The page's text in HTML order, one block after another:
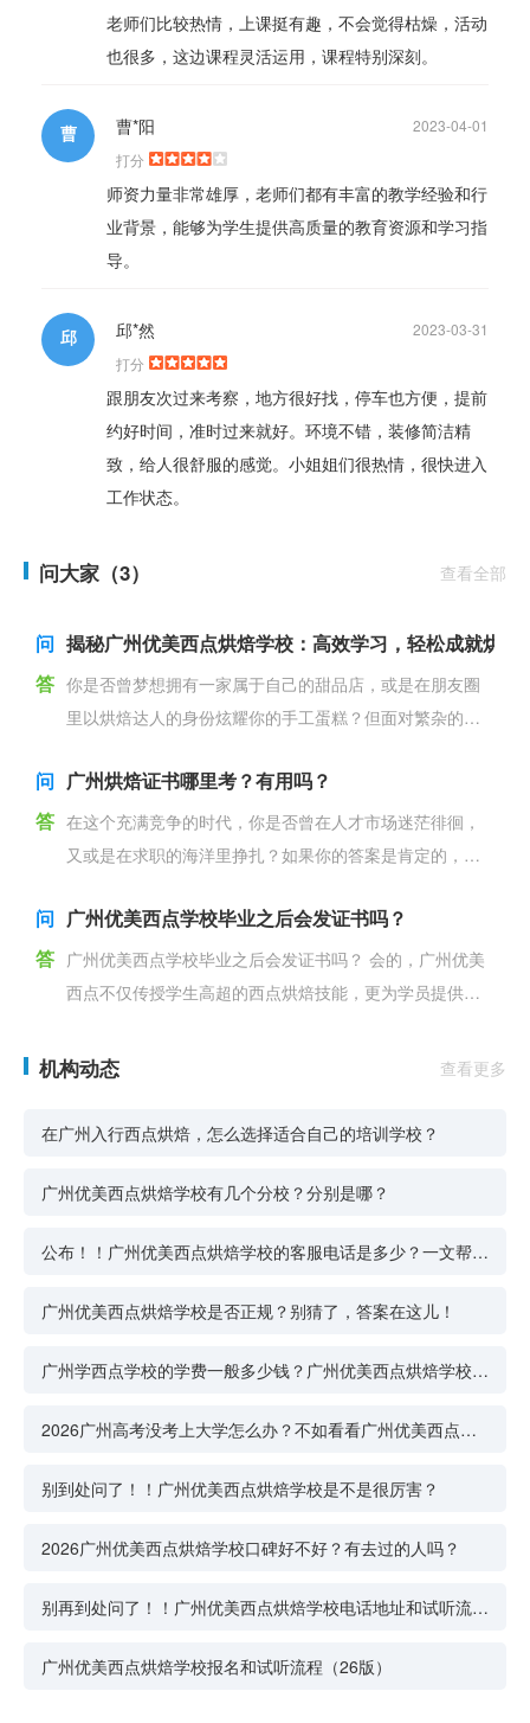
老师们比较热情，上课挺有趣，不会觉得枯燥，活动
也很多，这边课程灵活运用，课程特别深刻。
曹 2023-04-01
曹*阳
打分
师资力量非常雄厚，老师们都有丰富的教学经验和行
业背景，能够为学生提供高质量的教育资源和学习指
导。
邱 2023-03-31
邱*然
打分
跟朋友次过来考察，地方很好找，停车也方便，提前
约好时间，准时过来就好。环境不错，装修简洁精
致，给人很舒服的感觉。小姐姐们很热情，很快进入
工作状态。
问大家（3） 查看全部
问 揭秘广州优美西点烘焙学校：高效学习，轻松成就烘焙
答 你是否曾梦想拥有一家属于自己的甜品店，或是在朋友圈
里以烘焙达人的身份炫耀你的手工蛋糕？但面对繁杂的烘
不知从何学
问 广州烘焙证书哪里考？有用吗？
答 在这个充满竞争的时代，你是否曾在人才市场迷茫徘徊，
又或是在求职的海洋里挣扎？如果你的答案是肯定的，那
职业资格证
问 广州优美西点学校毕业之后会发证书吗？
答 广州优美西点学校毕业之后会发证书吗？ 会的，广州优美
西点不仅传授学生高超的西点烘焙技能，更为学员提供学
可考
机构动态 查看更多
在广州入行西点烘焙，怎么选择适合自己的培训学校？
广州优美西点烘焙学校有几个分校？分别是哪？
公布！！广州优美西点烘焙学校的客服电话是多少？一文帮你
广州优美西点烘焙学校是否正规？别猜了，答案在这儿！
广州学西点学校的学费一般多少钱？广州优美西点烘焙学校值
2026广州高考没考上大学怎么办？不如看看广州优美西点烘
别到处问了！！广州优美西点烘焙学校是不是很厉害？
2026广州优美西点烘焙学校口碑好不好？有去过的人吗？
别再到处问了！！广州优美西点烘焙学校电话地址和试听流程
广州优美西点烘焙学校报名和试听流程（26版）